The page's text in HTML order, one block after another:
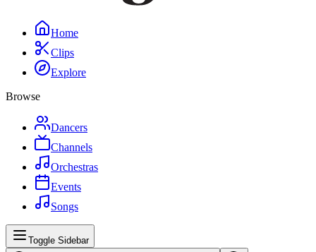
Home
Clips
Explore
Browse
Dancers
Channels
Orchestras
Events
Songs
Toggle Sidebar